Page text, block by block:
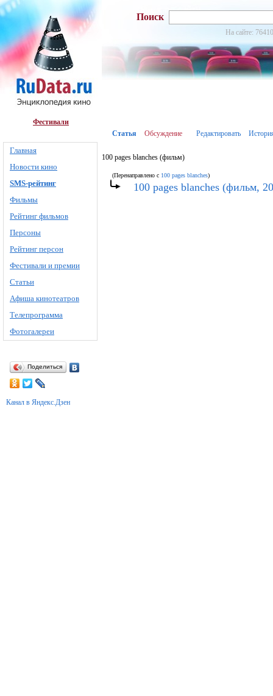
Фестивали
Главная
Новости кино
SMS-рейтинг
Фильмы
Рейтинг фильмов
Персоны
Рейтинг персон
Фестивали и премии
Статьи
Афиша кинотеатров
Телепрограмма
Фотогалереи
Поделиться
Канал в Яндекс.Дзен
Поиск
На сайте:
Статья Обсуждение Редактировать
100 pages blanches (фильм)
(Перенаправлено с 100 pages blanches)
100 pages blanches (фильм,